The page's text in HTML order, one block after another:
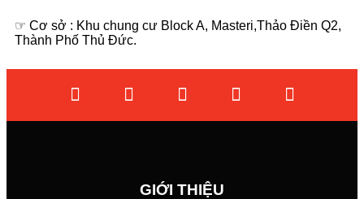
☞ Cơ sở : Khu chung cư Block A, Masteri,Thảo Điền Q2,
Thành Phố Thủ Đức.
GIỚI THIỆU